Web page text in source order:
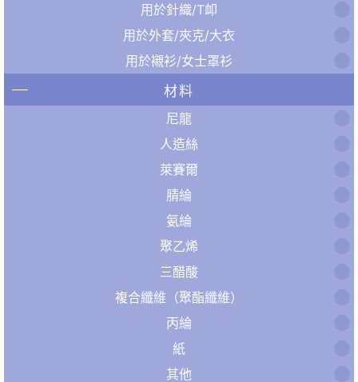
用於針織/T卹
用於外套/夾克/大衣
用於襯衫/女士罩衫
材料
尼龍
人造絲
萊賽爾
腈綸
氨綸
聚乙烯
三醋酸
複合纖維（聚酯纖維）
丙綸
紙
其他